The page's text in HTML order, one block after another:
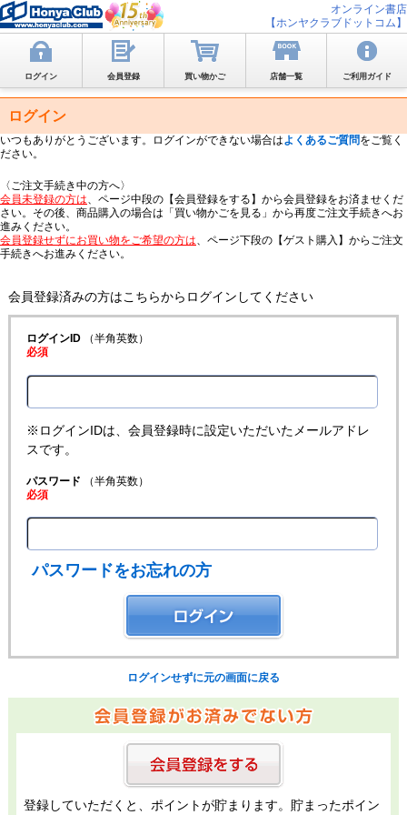
オンライン書店
【ホンヤクラブドットコム】
ログイン 会員登録 買い物かご 店舗一覧 ご利用ガイド
ログイン
いつもありがとうございます。ログインができない場合はよくあるご質問をご覧く
ださい。
〈ご注文手続き中の方へ〉
会員未登録の方は、ページ中段の【会員登録をする】から会員登録をお済ませくだ
さい。その後、商品購入の場合は「買い物かごを見る」から再度ご注文手続きへお
進みください。
会員登録せずにお買い物をご希望の方は、ページ下段の【ゲスト購入】からご注文
手続きへお進みください。
会員登録済みの方はこちらからログインしてください
ログインID（半角英数）
必須
※ログインIDは、会員登録時に設定いただいたメールアドレ
スです。
パスワード （半角英数）
必須
パスワードをお忘れの方
ログインせずに元の画面に戻る
登録していただくと、ポイントが貯まります。貯まったポイン